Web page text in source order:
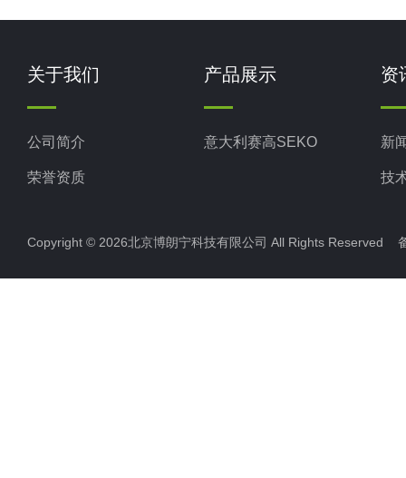
关于我们
公司简介
荣誉资质
产品展示
意大利赛高SEKO
资
新
技
Copyright © 2026北京博朗宁科技有限公司 All Rights Reserved